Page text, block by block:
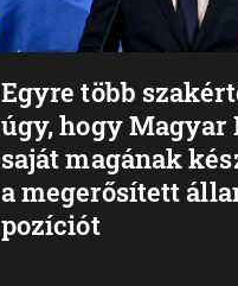
Egyre több
úgy, hogy Magyar
saját magának
a megerősített
pozíciót